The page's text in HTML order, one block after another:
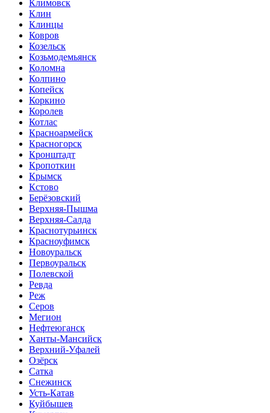
Климовск
Клин
Клинцы
Ковров
Козельск
Козьмодемьянск
Коломна
Колпино
Копейск
Коркино
Королев
Котлас
Красноармейск
Красногорск
Кронштадт
Кропоткин
Крымск
Кстово
Берёзовский
Верхняя-Пышма
Верхняя-Салда
Краснотурьинск
Красноуфимск
Новоуральск
Первоуральск
Полевской
Ревда
Реж
Серов
Мегион
Нефтеюганск
Ханты-Мансийск
Верхний-Уфалей
Озёрск
Сатка
Снежинск
Усть-Катав
Куйбышев